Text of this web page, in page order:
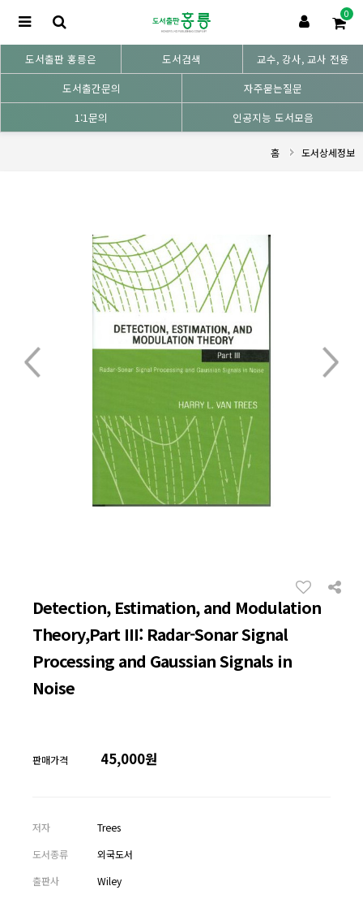
0
도서출판 홍릉은 도서검색
교수, 강사, 교사 전용
도서출간문의
자주묻는질문
1:1문의
인공지능 도서모음
홈 도서상세정보
Detection, Estimation, and Modulation
Theory,Part III: Radar-Sonar Signal
Processing and Gaussian Signals in
Noise
판매가격 45,000원
저자
Trees
도서종류
외국도서
출판사
Wiley